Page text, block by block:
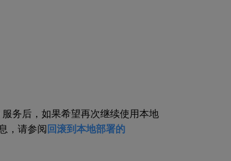
务后，如果希望再次继续使用本地
，请参阅 回滚到本地部署的